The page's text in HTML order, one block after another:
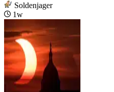
Soldenjager
1w